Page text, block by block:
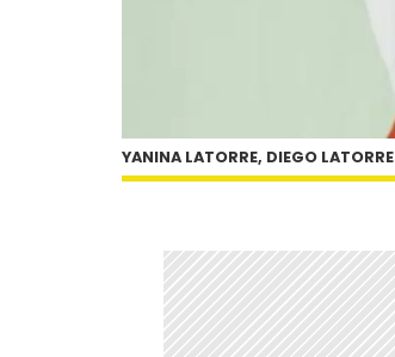
YANINA LATORRE, DIEGO LATORRE